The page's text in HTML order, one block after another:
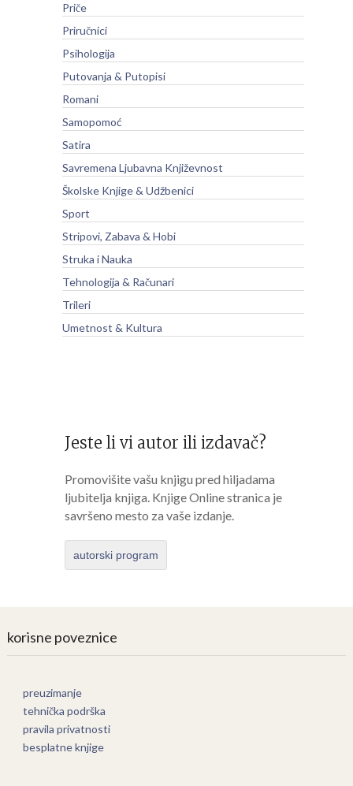
Priče
Priručnici
Psihologija
Putovanja & Putopisi
Romani
Samopomoć
Satira
Savremena Ljubavna Književnost
Školske Knjige & Udžbenici
Sport
Stripovi, Zabava & Hobi
Struka i Nauka
Tehnologija & Računari
Trileri
Umetnost & Kultura
Jeste li vi autor ili izdavač?
Promovišite vašu knjigu pred hiljadama
ljubitelja knjiga. Knjige Online stranica je
savršeno mesto za vaše izdanje.
autorski program
korisne poveznice
preuzimanje
tehnička podrška
pravila privatnosti
besplatne knjige